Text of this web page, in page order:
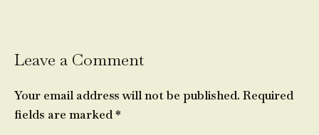
Leave a Comment
Your email address will not be published. Required
fields are marked*